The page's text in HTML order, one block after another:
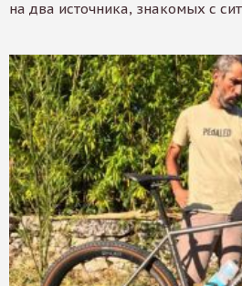
на два источника, знакомых с